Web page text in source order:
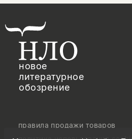
новое
литературное
обозрение
правила продажи товаров